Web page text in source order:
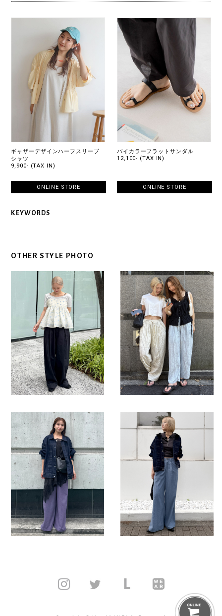
ギャザーデザインハーフスリーブ
シャツ
9,900- (TAX IN)
ONLINE STORE
バイカラーフラットサンダル
12,100- (TAX IN)
ONLINE STORE
KEYWORDS
OTHER STYLE PHOTO